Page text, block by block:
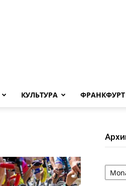
КУЛЬТУРА ФРАНКФУРТ
Архив